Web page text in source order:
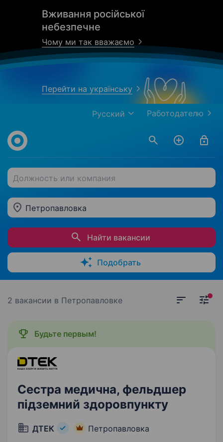
Вживання російської
небезпечне
Чому ми так вважаємо
Перейти на українську
Работодателю
Русский
Должность или компания
Петропавловка
Найти вакансии
Подобрать
2 вакансии в Петропавловке
Будьте первым!
Сестра медична, фельдшер
підземний здоровпункту
ДТЕК Петропавловка